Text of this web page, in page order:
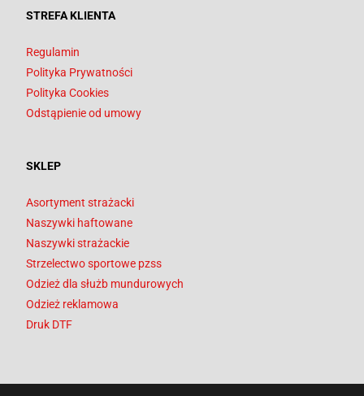
STREFA KLIENTA
Regulamin
Polityka Prywatności
Polityka Cookies
Odstąpienie od umowy
SKLEP
Asortyment strażacki
Naszywki haftowane
Naszywki strażackie
Strzelectwo sportowe pzss
Odzież dla służb mundurowych
Odzież reklamowa
Druk DTF